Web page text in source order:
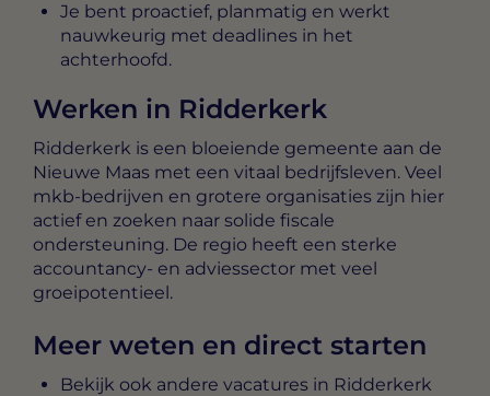
Je bent proactief, planmatig en werkt
nauwkeurig met deadlines in het
achterhoofd.
Werken in Ridderkerk
Ridderkerk is een bloeiende gemeente aan de
Nieuwe Maas met een vitaal bedrijfsleven. Veel
mkb-bedrijven en grotere organisaties zijn hier
actief en zoeken naar solide fiscale
ondersteuning. De regio heeft een sterke
accountancy- en adviessector met veel
groeipotentieel.
Meer weten en direct starten
Bekijk ook andere vacatures in Ridderkerk